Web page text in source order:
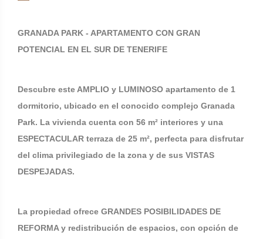
GRANADA PARK - APARTAMENTO CON GRAN
POTENCIAL EN EL SUR DE TENERIFE
Descubre este AMPLIO y LUMINOSO apartamento de 1
dormitorio, ubicado en el conocido complejo Granada
Park. La vivienda cuenta con 56 m² interiores y una
ESPECTACULAR terraza de 25 m², perfecta para disfrutar
del clima privilegiado de la zona y de sus VISTAS
DESPEJADAS.
La propiedad ofrece GRANDES POSIBILIDADES DE
REFORMA y redistribución de espacios, con opción de